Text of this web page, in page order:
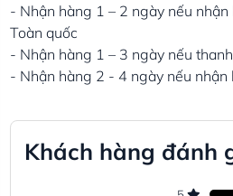
- Nhận hàng 1 – 2 ngày nếu
Toàn quốc
- Nhận hàng 1 – 3 ngày nếu
- Nhận hàng 2 - 4 ngày nếu nhận
Khách hàng đánh